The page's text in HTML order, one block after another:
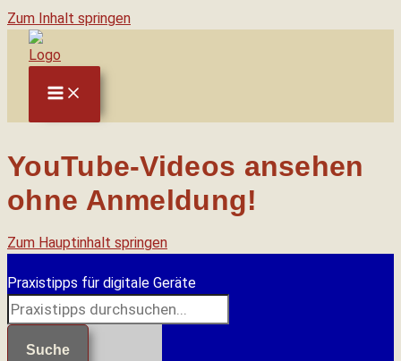
Zum Inhalt springen
YouTube-Videos ansehen
ohne Anmeldung!
Zum Hauptinhalt springen
Praxistipps für digitale Geräte
Suche